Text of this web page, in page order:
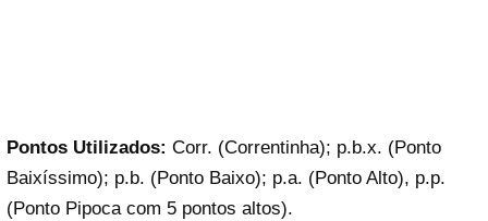
Pontos Utilizados: Corr. (Correntinha); p.b.x. (Ponto
Baixíssimo); p.b. (Ponto Baixo); p.a. (Ponto Alto), p.p.
(Ponto Pipoca com 5 pontos altos).